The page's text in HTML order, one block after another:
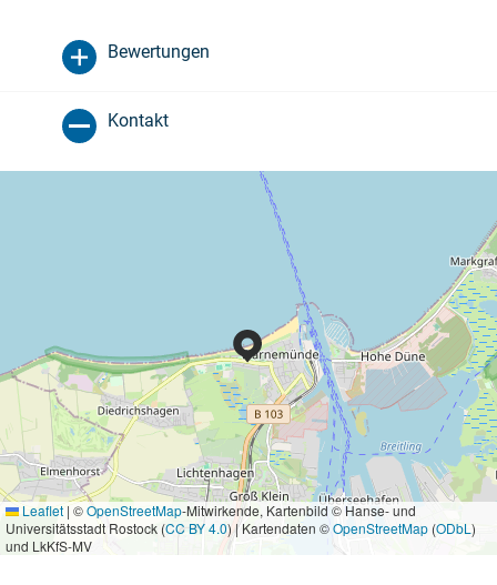
Bewertungen
Kontakt
Leaflet | ©OpenStreetMap-Mitwirkende, Kartenbild © Hanse- und
Universitätsstadt Rostock (CC BY 4.0) | Kartendaten ©OpenStreetMap (ODbL )
und LkKfS-MV